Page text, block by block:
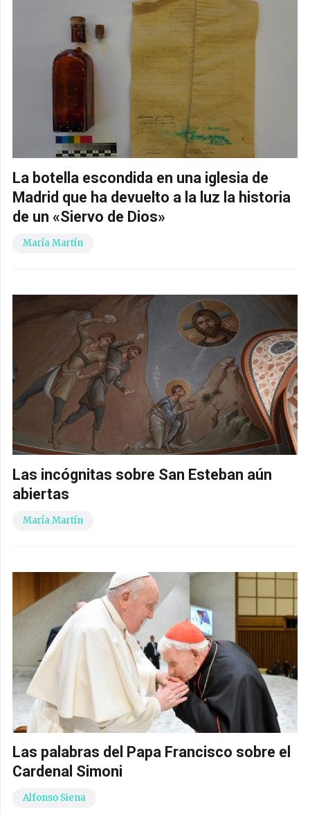
La botella escondida en una iglesia de
Madrid que ha devuelto a la luz la historia
de un «Siervo de Dios»
María Martín
Las incógnitas sobre San Esteban aún
abiertas
María Martín
Las palabras del Papa Francisco sobre el
Cardenal Simoni
Alfonso Siena